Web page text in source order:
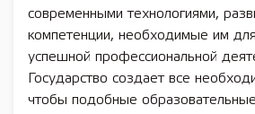
современными технологиями,
компетенции, необходимые им
успешной профессиональной
Государство создает все
чтобы подобные